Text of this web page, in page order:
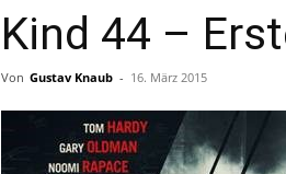
Kind 44 –
Von Gustav Knaub - 16. März 2015